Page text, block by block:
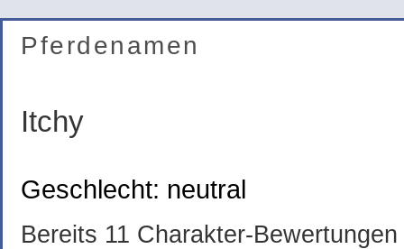
Pferdenamen
Itchy
Geschlecht: neutral
Bereits 11 Charakter-